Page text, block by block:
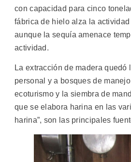
con capacidad para cinco
fábrica de hielo alza la
aunque la sequía amenace
actividad.
La extracción de madera quedó
personal y a bosques de
ecoturismo y la siembra de
que se elabora harina en las
harina”, son las principales